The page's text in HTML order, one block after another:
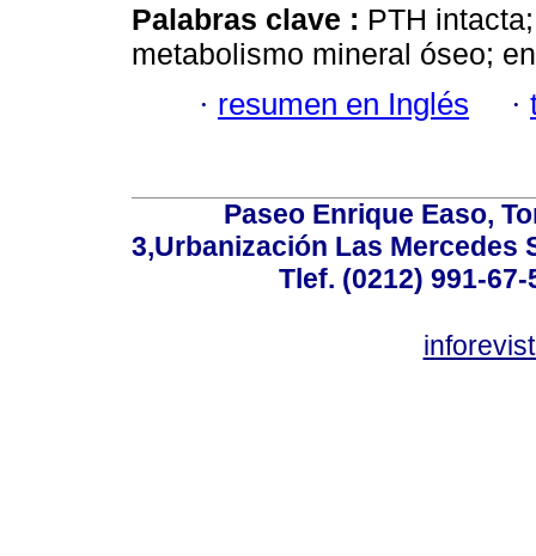
Palabras clave : PTH
metabolismo mineral óseo;
· resumen en Inglés ·
Paseo Enrique Easo,
3,Urbanización Las Mercedes
Tlef. (0212) 991-